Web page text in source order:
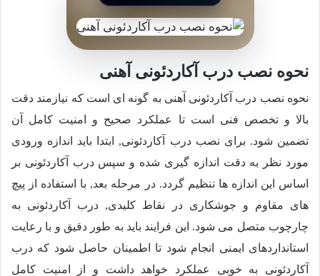
نحوه نصب درب آکاردئونی آهنی
نحوه نصب درب آکاردئونی آهنی به گونه ای است که نیازمند دقت
بالا و تخصص فنی است تا عملکرد صحیح و امنیت کامل آن
تضمین شود. برای نصب درب آکاردئونی, ابتدا باید اندازه ورودی
مورد نظر به دقت اندازه گیری شده و سپس درب آکاردئونی بر
اساس این اندازه ها تنظیم گردد. در مرحله بعد, با استفاده از پیچ
های مقاوم و جوشکاری در نقاط کلیدی, درب آکاردئونی به
چارچوب متصل می شود. این فرایند باید به طور دقیق و با رعایت
استانداردهای ایمنی انجام شود تا اطمینان حاصل شود که درب
آکاردئونی به خوبی عملکرد خواهد داشت و از امنیت کامل